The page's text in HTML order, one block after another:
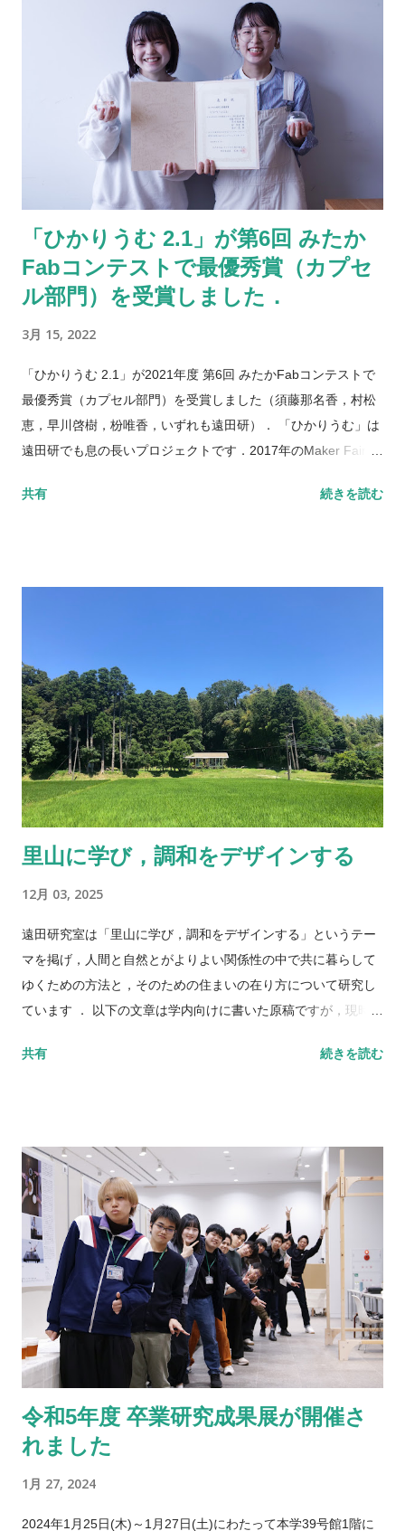
「ひかりうむ 2.1」が第6回 みたか
Fabコンテストで最優秀賞（カプセ
ル部門）を受賞しました．
3月 15, 2022
「ひかりうむ 2.1」が2021年度 第6回 みたかFabコンテストで
最優秀賞（カプセル部門）を受賞しました（須藤那名香，村松
恵，早川啓樹，枌唯香，いずれも遠田研）． 「ひかりうむ」は
遠田研でも息の長いプロジェクトです．2017年のMaker Faire
て出展しました．多くの一般の方々にワークショップへご参加
共有 続きを読む
里山に学び，調和をデザインする
12月 03, 2025
遠田研究室は「里山に学び，調和をデザインする」というテー
マを掲げ，人間と自然とがよりよい関係性の中で共に暮らして
ゆくための方法と，そのための住まいの在り方について研究し
ています ． 以下の文章は学内向けに書いた原稿ですが，現時点
で転載しています．自分自身のマニフェストとしての意味合い
築工学専攻博士後期課程を修了し，博士（建築学）の学位を受
けました．学生時代は，建築計画におけるICT・IoT（情報通信
技術）の利活用に関する研究を中心に，人間工学や環境心理，
防災といった幅広い分野の研究テーマに携わりました．早稲田
大学での助手，東京理科大学での助教という職を経て，2015年
4月より現職に着任しました．社会人としての活動は大学での教
育・研究職に限りますが，早稲田時代から直接指導に関わった
卒業生は現在までにおよそ150名に上ります． 2011年の東日本
大震災をきっかけとして都市に暮らすことに疑問を持ち，2016
年に千葉外房の茂原市へ，2019年にはそこから少し南に下った
睦沢町の里山に移住しました ．これからの日本人はどう暮らす
べきかを考えながら，その時々で気がついたことをSNS上の「
やプロジェクト、作品などの概要 2019年に竣工した自邸「諧○
亭」のプロジェクトです．このプロジェクトは，客観的には一
共有 続きを読む
令和5年度 卒業研究成果展が開催さ
れました
1月 27, 2024
2024年1月25日(木)～1月27日(土)にわたって本学39号館1階に